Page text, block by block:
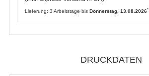
Lieferung: 3 Arbeitstage bis Donnerstag, 13.08.2026*
DRUCKDATEN